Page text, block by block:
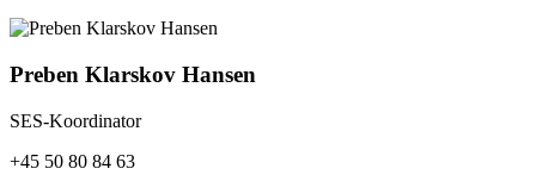
Preben Klarskov Hansen
SES-Koordinator
+45 50 80 84 63